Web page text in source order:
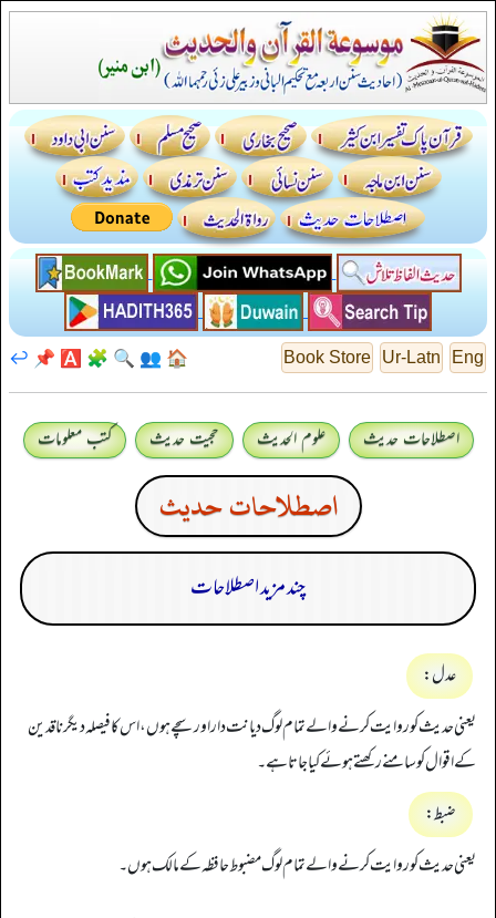
Eng
Ur-Latn
Book Store
🏠
👥
🔍
🧩
🅰️
📌
↩️
اصطلاحات حدیث علوم الحدیث حجیت حدیث کتب معلومات
اصطلاحات حدیث
چند مزید اصطلاحات
عدل:
یعنی حدیث کو روایت کرنے والے تمام لوگ دیانت دار اورسچے ہوں، اس کا فیصلہ دیگر ناقدین
کے اقوال کو سامنے رکھتے ہوئے کیاجاتا ہے۔
ضبط:
یعنی حدیث کو روایت کرنے والے تمام لوگ مضبوط حافظہ کے مالک ہوں۔